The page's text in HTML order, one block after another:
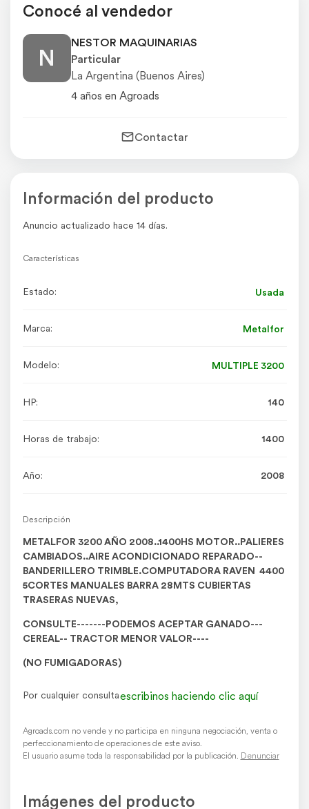
Conocé al vendedor
N
NESTOR MAQUINARIAS
Particular
La Argentina (Buenos Aires)
4 años en Agroads
Contactar
Información del producto
Anuncio actualizado hace 14 días.
Características
Estado: Usada
Marca: Metalfor
Modelo: MULTIPLE 3200
HP: 140
Horas de trabajo: 1400
Año: 2008
Descripción
METALFOR 3200 AÑO 2008..1400HS MOTOR..PALIERES
CAMBIADOS..AIRE ACONDICIONADO REPARADO--
BANDERILLERO TRIMBLE.COMPUTADORA RAVEN 4400
5CORTES MANUALES BARRA 28MTS CUBIERTAS
TRASERAS NUEVAS,
CONSULTE-------PODEMOS ACEPTAR GANADO---
CEREAL-- TRACTOR MENOR VALOR----
(NO FUMIGADORAS)
Por cualquier consultaescribinos haciendo clic aquí
Agroads.com no vende y no participa en ninguna negociación, venta o
perfeccionamiento de operaciones de este aviso.
El usuario asume toda la responsabilidad por la publicación. Denunciar
Imágenes del producto